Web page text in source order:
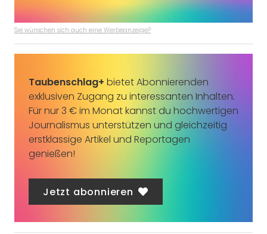
Sie wünschen sich auch eine Werbeanzeige?
Taubenschlag+ bietet Abonnierenden
exklusiven Zugang zu interessanten Inhalten.
Für nur 3 € im Monat kannst du hochwertigen
Journalismus unterstützen und gleichzeitig
erstklassige Artikel und Reportagen
genießen!
Jetzt abonnieren